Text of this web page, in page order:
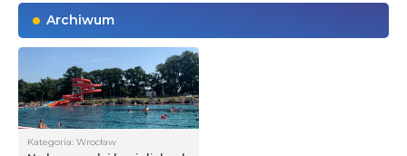
Archiwum
Kategoria: Wrocław